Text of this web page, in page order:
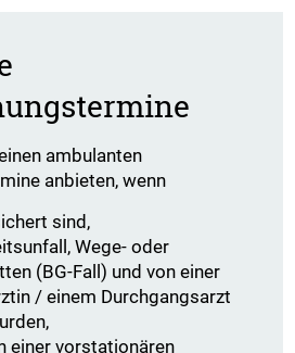
ambulanten
anbieten, wenn
sind,
Wege- oder
(BG-Fall) und von einer
/ einem Durchgangsarzt
einer vorstationären